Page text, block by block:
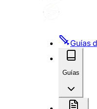
Guías
Guías